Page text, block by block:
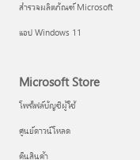
สำรวจผลิตภัณฑ์ Microsoft
แอป Windows 11
Microsoft Store
โพรไฟล์บัญชีผู้ใช้
ศูนย์ดาวน์โหลด
คืนสินค้า